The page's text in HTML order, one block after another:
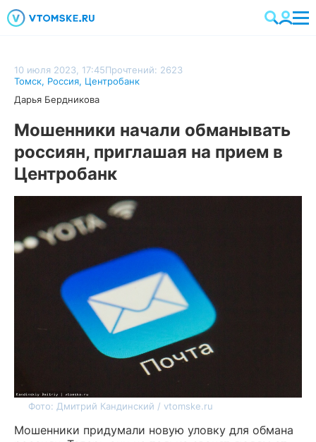
10 июля 2023, 17:45Прочтений: 2623
Томск, Россия, Центробанк
Дарья Бердникова
Мошенники начали обманывать
россиян, приглашая на прием в
Центробанк
Фото: Дмитрий Кандинский / vtomske.ru
Мошенники придумали новую уловку для обмана